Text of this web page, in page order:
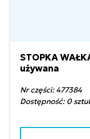
STOPKA
używana
Nr części: 477384
Dostępność: 0